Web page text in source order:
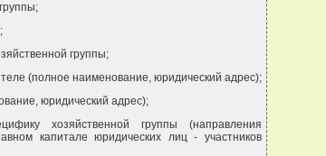
группы;
(полное наименование, юридический адрес);
юридический адрес);
хозяйственной группы (направления
капитале юридических лиц - участников